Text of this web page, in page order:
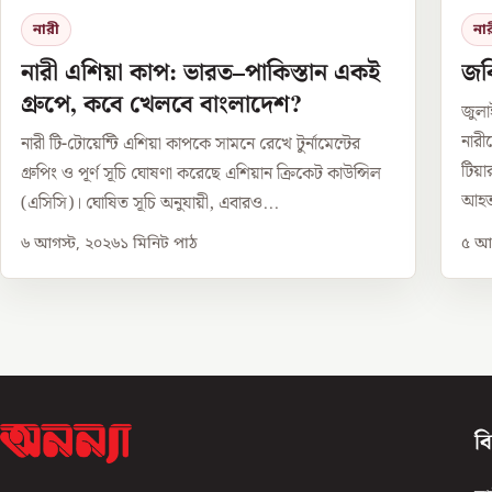
নারী
নারী এশিয়া কাপ: ভারত–পাকিস্তান একই
গ্রুপে, কবে খেলবে বাংলাদেশ?
নারী টি-টোয়েন্টি এশিয়া কাপকে সামনে রেখে টুর্নামেন্টের
গ্রুপিং ও পূর্ণ সূচি ঘোষণা করেছে এশিয়ান ক্রিকেট কাউন্সিল
(এসিসি)। ঘোষিত সূচি অনুযায়ী, এবারও...
৬ আগস্ট, ২০২৬১ মিনিট পাঠ ৫